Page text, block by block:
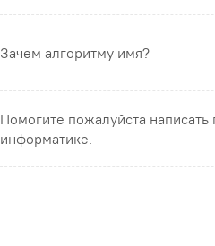
Зачем алгоритму имя?
Помогите пожалуйста
информатике.